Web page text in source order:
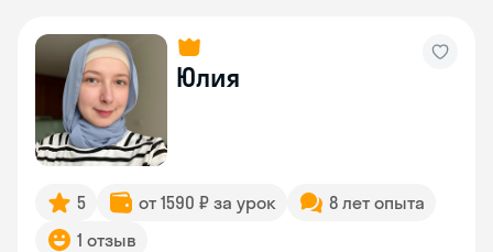
Юлия
5 от 1590 ₽ за урок
8 лет опыта
1 отзыв